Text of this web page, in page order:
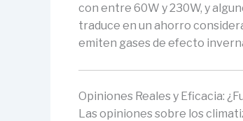
con entre 60W y 230W, y
traduce en un ahorro
emiten gases de efecto
Opiniones Reales y Eficacia:
Las opiniones sobre los